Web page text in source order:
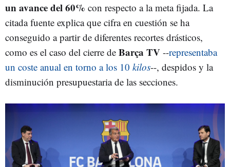
un avance del60% con respecto a la meta fijada. La
citada fuente explica que cifra en cuestión se ha
conseguido a partir de diferentes recortes drásticos,
como es el caso del cierre de Barça TV --representaba
un coste anual en torno a los 10 kilos--, despidos y la
disminución presupuestaria de las secciones.